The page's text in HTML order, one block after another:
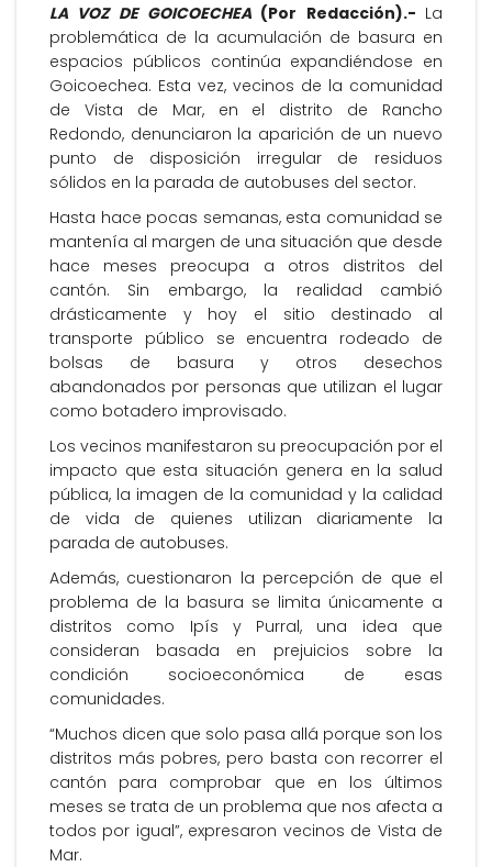
LA VOZ DE GOICOECHEA (Por Redacción).- La
problemática de la acumulación de basura en
espacios públicos continúa expandiéndose en
Goicoechea. Esta vez, vecinos de la comunidad
de Vista de Mar, en el distrito de Rancho
Redondo, denunciaron la aparición de un nuevo
punto de disposición irregular de residuos
sólidos en la parada de autobuses del sector.
Hasta hace pocas semanas, esta comunidad se
mantenía al margen de una situación que desde
hace meses preocupa a otros distritos del
cantón. Sin embargo, la realidad cambió
drásticamente y hoy el sitio destinado al
transporte público se encuentra rodeado de
bolsas de basura y otros desechos
abandonados por personas que utilizan el lugar
como botadero improvisado.
Los vecinos manifestaron su preocupación por el
impacto que esta situación genera en la salud
pública, la imagen de la comunidad y la calidad
de vida de quienes utilizan diariamente la
parada de autobuses.
Además, cuestionaron la percepción de que el
problema de la basura se limita únicamente a
distritos como Ipís y Purral, una idea que
consideran basada en prejuicios sobre la
condición socioeconómica de esas
comunidades.
“Muchos dicen que solo pasa allá porque son los
distritos más pobres, pero basta con recorrer el
cantón para comprobar que en los últimos
meses se trata de un problema que nos afecta a
todos por igual”, expresaron vecinos de Vista de
Mar.